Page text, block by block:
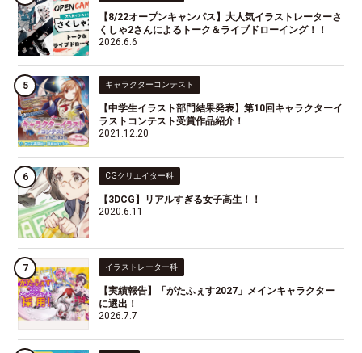
【8/22オープンキャンパス】大人気イラストレーターさ
くしゃ2さんによるトーク＆ライブドローイング！！
2026.6.6
キャラクターコンテスト
【中学生イラスト部門結果発表】第10回キャラクターイ
ラストコンテスト受賞作品紹介！
2021.12.20
CGクリエイター科
【3DCG】リアルすぎる女子高生！！
2020.6.11
イラストレーター科
【実績報告】「がたふぇす2027」メインキャラクター
に選出！
2026.7.7